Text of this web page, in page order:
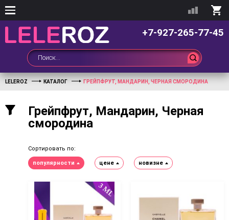
+7-927-265-77-45
LELEROZ КАТАЛОГ ГРЕЙПФРУТ, МАНДАРИН, ЧЕРНАЯ СМОРОДИНА
Грейпфрут, Мандарин, Черная
смородина
Сортировать по:
популярности цене новизне